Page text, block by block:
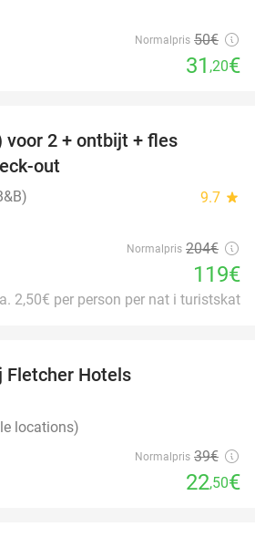
Normalpris 50€
31 ,20€
voor 2 + ontbijt + fles
out
9.7 star
Normalpris 204€
119€
2,50€ per person per nat i turistskat
Fletcher Hotels
locations)
Normalpris 39€
22,50€